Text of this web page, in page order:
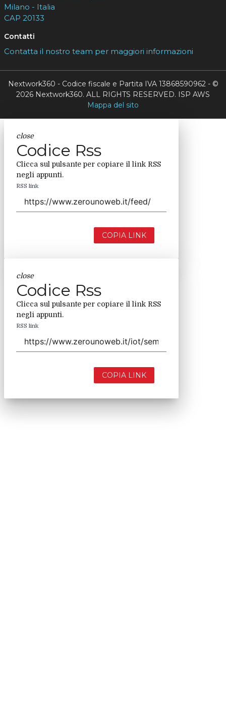
Milano - Italia
CAP 20133
Contatti
Contatta il nostro team per maggiori informazioni
Nextwork360 - Codice fiscale e Partita IVA 13868590962 - ©
2026 Nextwork360. ALL RIGHTS RESERVED. ISP AWS
Mappa del sito
close
Codice Rss
Clicca sul pulsante per copiare il link RSS
negli appunti.
RSS link
COPIA LINK
close
Codice Rss
Clicca sul pulsante per copiare il link RSS
negli appunti.
RSS link
COPIA LINK